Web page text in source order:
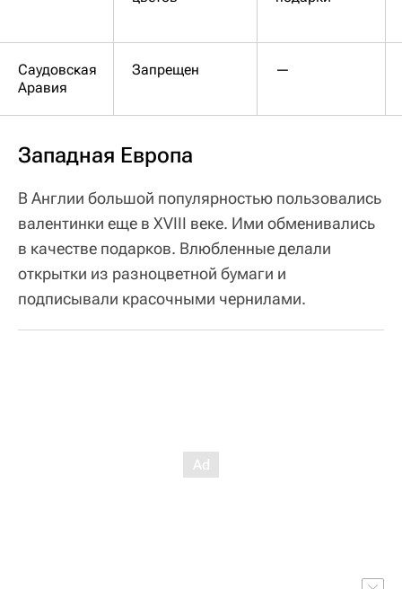
Саудовская
Аравия
Запрещен —
Западная Европа
В Англии большой популярностью пользовались
валентинки еще в XVIII веке. Ими обменивались
в качестве подарков. Влюбленные делали
открытки из разноцветной бумаги и
подписывали красочными чернилами.